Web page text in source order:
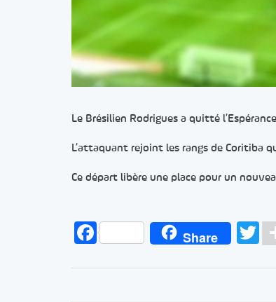
Le Brésilien Rodrigues a quitté
L’attaquant rejoint les rangs de Coritiba
Ce départ libère une place pour un
FacebookShare